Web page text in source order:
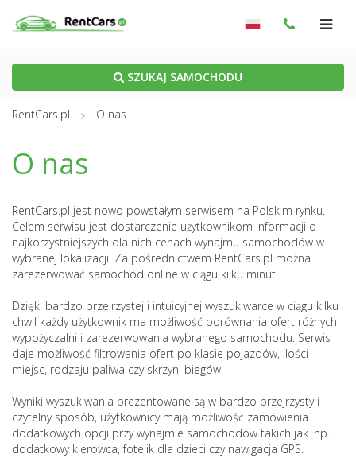
SZUKAJ SAMOCHODU
RentCars.pl O nas
O nas
RentCars.pl jest nowo powstałym serwisem na Polskim rynku.
Celem serwisu jest dostarczenie użytkownikom informacji o
najkorzystniejszych dla nich cenach wynajmu samochodów w
wybranej lokalizacji. Za pośrednictwem RentCars.pl można
zarezerwować samochód online w ciągu kilku minut.
Dzięki bardzo przejrzystej i intuicyjnej wyszukiwarce w ciągu kilku
chwil każdy użytkownik ma możliwość porównania ofert różnych
wypożyczalni i zarezerwowania wybranego samochodu. Serwis
daje możliwość filtrowania ofert po klasie pojazdów, ilości
miejsc, rodzaju paliwa czy skrzyni biegów.
Wyniki wyszukiwania prezentowane są w bardzo przejrzysty i
czytelny sposób, użytkownicy mają możliwość zamówienia
dodatkowych opcji przy wynajmie samochodów takich jak. np.
dodatkowy kierowca, fotelik dla dzieci czy nawigacja GPS.